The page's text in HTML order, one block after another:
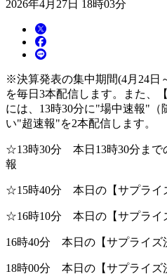
2026年4月27日 18時03分
※決算発表の集中期間(4月24日
を毎日3本配信します。また、
には、13時30分に"場中速報"
い"超速報"を2本配信します。
☆13時30分 本日13時30分まで
報
☆15時40分 本日の【サプライ
☆16時10分 本日の【サプライ
16時40分 本日の【サプライズ
18時00分 本日の【サプライズ